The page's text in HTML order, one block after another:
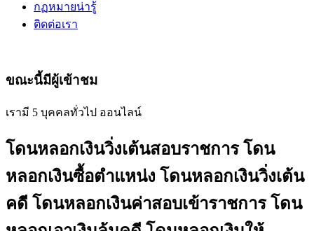
กฏหมายน่ารู้
ติดต่อเรา
ขณะนี้มีผู้เข้าชม
เรามี 5 บุคคลทั่วไป ออนไลน์
โดนหลอกเงินวิ่งเต้นสอบราชการ โดน
หลอกเงินซื้อตำแหน่ง โดนหลอกเงินวิ่งเต้น
คดี โดนหลอกเงินค่าสอบเข้าราชการ โดน